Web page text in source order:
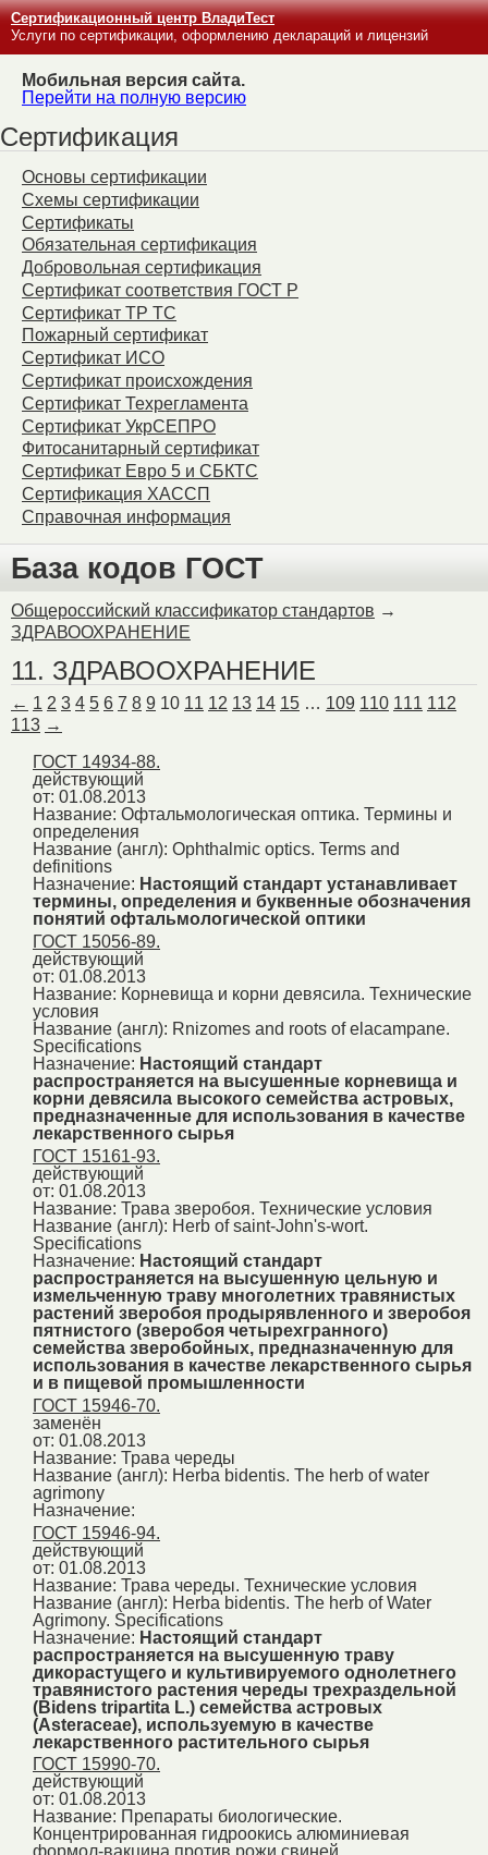
Сертификационный центр ВладиТест
Услуги по сертификации, оформлению деклараций и лицензий
Мобильная версия сайта.
Перейти на полную версию
Сертификация
Основы сертификации
Схемы сертификации
Сертификаты
Обязательная сертификация
Добровольная сертификация
Сертификат соответствия ГОСТ Р
Сертификат ТР ТС
Пожарный сертификат
Сертификат ИСО
Сертификат происхождения
Сертификат Техрегламента
Сертификат УкрСЕПРО
Фитосанитарный сертификат
Сертификат Евро 5 и СБКТС
Сертификация ХАССП
Справочная информация
База кодов ГОСТ
Общероссийский классификатор стандартов →
ЗДРАВООХРАНЕНИЕ
11. ЗДРАВООХРАНЕНИЕ
← 1 2 3 4 5 6 7 8 9 10 11 12 13 14 15 … 109 110 111 112
113 →
ГОСТ 14934-88.
действующий
от: 01.08.2013
Название: Офтальмологическая оптика. Термины и
определения
Название (англ): Ophthalmic optics. Terms and
definitions
Назначение: Настоящий стандарт устанавливает
термины, определения и буквенные обозначения
понятий офтальмологической оптики
ГОСТ 15056-89.
действующий
от: 01.08.2013
Название: Корневища и корни девясила. Технические
условия
Название (англ): Rnizomes and roots of elacampane.
Specifications
Назначение: Настоящий стандарт
распространяется на высушенные корневища и
корни девясила высокого семейства астровых,
предназначенные для использования в качестве
лекарственного сырья
ГОСТ 15161-93.
действующий
от: 01.08.2013
Название: Трава зверобоя. Технические условия
Название (англ): Herb of saint-John's-wort.
Specifications
Назначение: Настоящий стандарт
распространяется на высушенную цельную и
измельченную траву многолетних травянистых
растений зверобоя продырявленного и зверобоя
пятнистого (зверобоя четырехгранного)
семейства зверобойных, предназначенную для
использования в качестве лекарственного сырья
и в пищевой промышленности
ГОСТ 15946-70.
заменён
от: 01.08.2013
Название: Трава череды
Название (англ): Herba bidentis. The herb of water
agrimony
Назначение:
ГОСТ 15946-94.
действующий
от: 01.08.2013
Название: Трава череды. Технические условия
Название (англ): Herba bidentis. The herb of Water
Agrimony. Specifications
Назначение: Настоящий стандарт
распространяется на высушенную траву
дикорастущего и культивируемого однолетнего
травянистого растения череды трехраздельной
(Bidens tripartita L.) семейства астровых
(Asteraceae), используемую в качестве
лекарственного растительного сырья
ГОСТ 15990-70.
действующий
от: 01.08.2013
Название: Препараты биологические.
Концентрированная гидроокись алюминиевая